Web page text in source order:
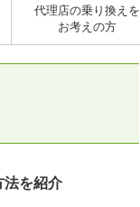
代理店の乗り換えを
お考えの方
を紹介